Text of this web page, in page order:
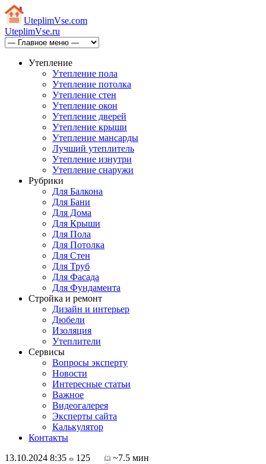
UteplimVse.com
UteplimVse.ru
Утепление
Утепление пола
Утепление потолка
Утепление стен
Утепление окон
Утепление дверей
Утепление крыши
Утепление мансарды
Лучший утеплитель
Утепление изнутри
Утепление снаружи
Рубрики
Для Балкона
Для Бани
Для Дома
Для Крыши
Для Пола
Для Потолка
Для Стен
Для Труб
Для Фасада
Для Фундамента
Стройка и ремонт
Дизайн и интерьер
Дюбели
Изоляция
Утеплители
Сервисы
Вопросы эксперту
Новости
Интересные статьи
Важное
Видеогалерея
Эксперты сайта
Калькулятор
Контакты
13.10.2024 8:35
125
~7.5 мин